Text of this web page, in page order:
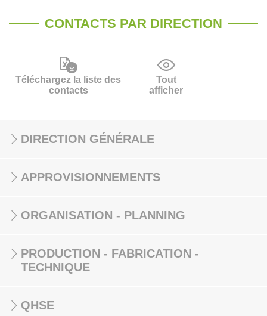
CONTACTS PAR DIRECTION
Téléchargez la liste des
contacts
Tout
afficher
DIRECTION GÉNÉRALE
APPROVISIONNEMENTS
ORGANISATION - PLANNING
PRODUCTION - FABRICATION -
TECHNIQUE
QHSE